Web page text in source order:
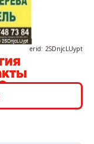
erid: 2SDnjcrDNw6